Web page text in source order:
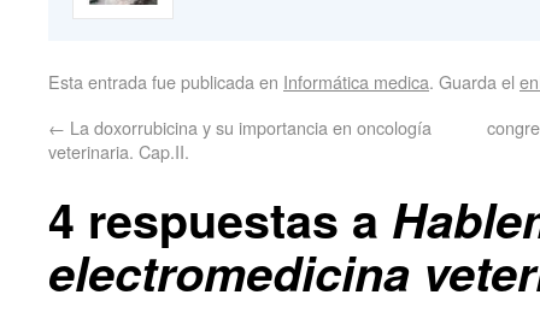
Esta entrada fue publicada en Informática medica. Guarda el
← La doxorrubicina y su importancia en oncología
veterinaria. Cap.II.
4 respuestas a
electromedicina